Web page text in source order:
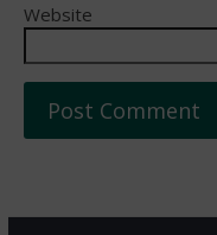
Website